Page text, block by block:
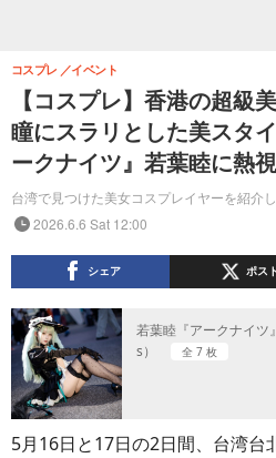
【コスプレ】香港の超級
瞳にスラリとした美スタ
ークナイツ』若葉睦に熱
台湾で見つけた美女コスプレイヤーを紹介し
コスプレ イベント
2026.6.6 Sat 12:00
シェア ポスト
若葉睦『アークナイツ
s）
全 7 枚
5月16日と17日の2日間、台湾台